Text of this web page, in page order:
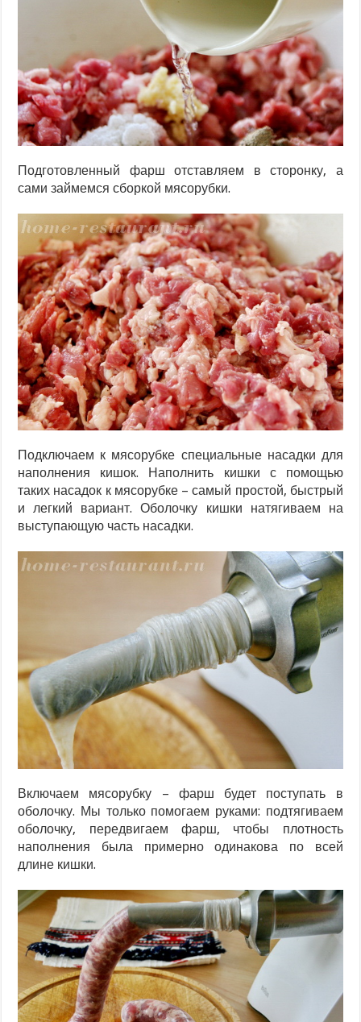
Подготовленный фарш отставляем в сторонку, а
сами займемся сборкой мясорубки.
Подключаем к мясорубке специальные насадки для
наполнения кишок. Наполнить кишки с помощью
таких насадок к мясорубке – самый простой, быстрый
и легкий вариант. Оболочку кишки натягиваем на
выступающую часть насадки.
Включаем мясорубку – фарш будет поступать в
оболочку. Мы только помогаем руками: подтягиваем
оболочку, передвигаем фарш, чтобы плотность
наполнения была примерно одинакова по всей
длине кишки.